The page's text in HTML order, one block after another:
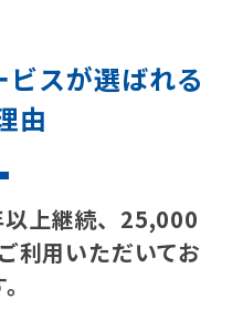
スが選ばれる
由
上継続、25,000
利用いただいてお